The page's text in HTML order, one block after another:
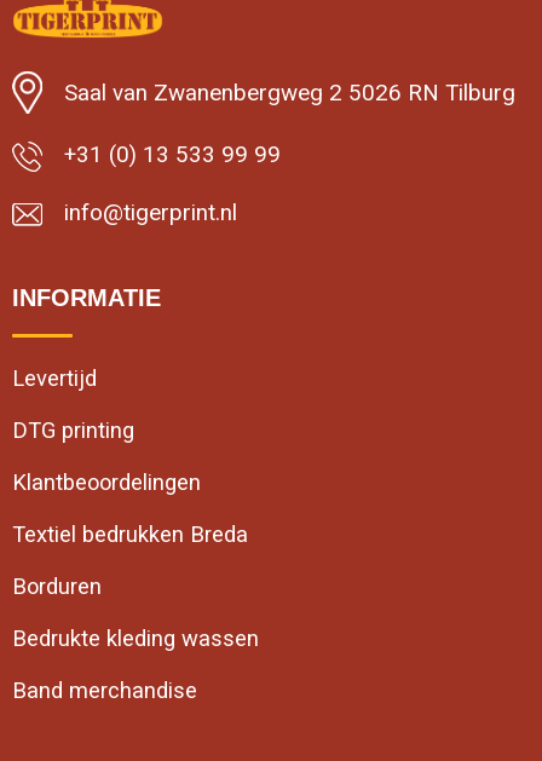
Minimale afname: 25
Saal van Zwanenbergweg 2 5026 RN Tilburg
+31 (0) 13 533 99 99
info@tigerprint.nl
INFORMATIE
Levertijd
DTG printing
Klantbeoordelingen
Textiel bedrukken Breda
Borduren
Bedrukte kleding wassen
Band merchandise